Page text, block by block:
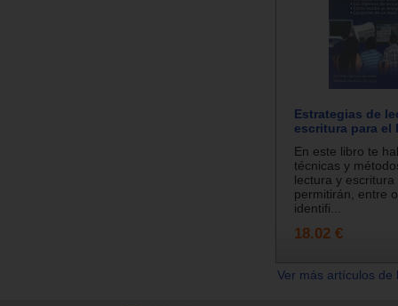
Estrategias de
escritura para el
En este libro te
técnicas y
lectura y escritura
permitirán, entre
identifi...
18.02 €
Ver más artículos